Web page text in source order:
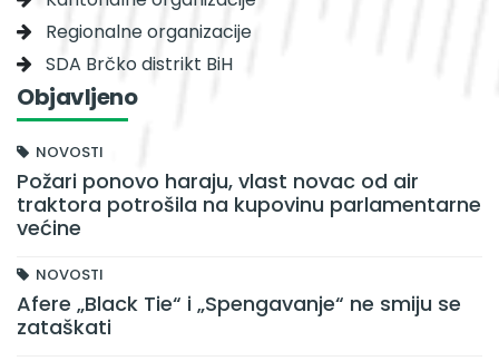
Regionalne organizacije
SDA Brčko distrikt BiH
Objavljeno
NOVOSTI
Požari ponovo haraju, vlast novac od air
traktora potrošila na kupovinu parlamentarne
većine
NOVOSTI
Afere „Black Tie“ i „Spengavanje“ ne smiju se
zataškati